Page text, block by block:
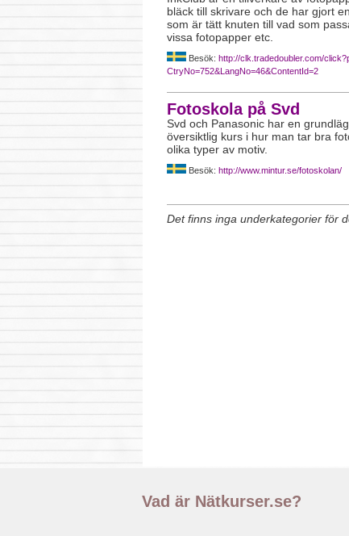
bläck till skrivare och de har gjort
som är tätt knuten till vad som
vissa fotopapper etc.
Besök: http://clk.tradedoubler.com/
CtryNo=752&LangNo=46&ContentId=2
Fotoskola på Svd
Svd och Panasonic har en
översiktlig kurs i hur man tar bra
olika typer av motiv.
Besök: http://www.mintur.se/fotoskolan/
Det finns inga underkategorier för
Vad är Nätkurser.se?